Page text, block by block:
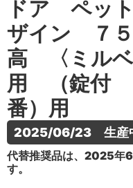
ドア ペッ
ザイン ７
高 〈ミル
用 （錠付
番）用
2025/06/23　生産
代替推奨品は、2025年
す。